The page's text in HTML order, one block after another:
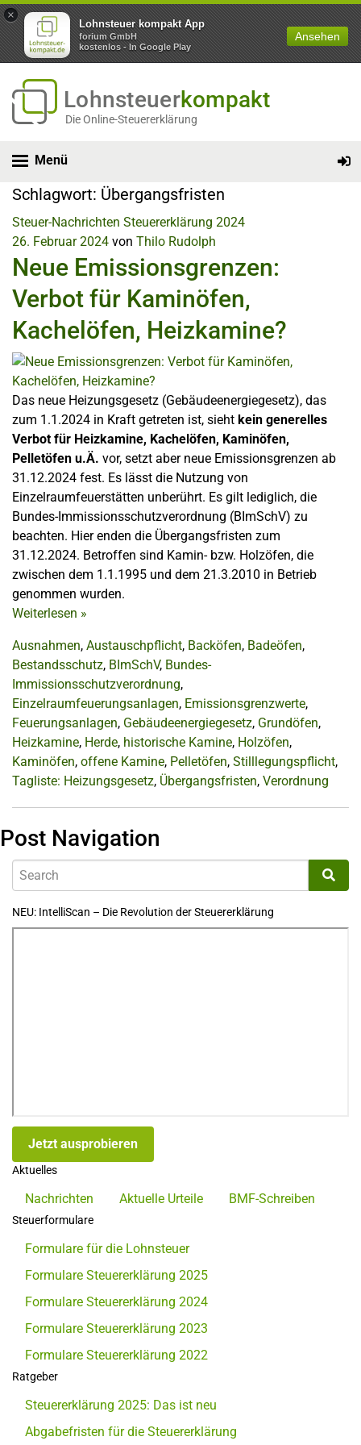
×
Lohnsteuer kompakt App
forium GmbH
kostenlos - In Google Play
Ansehen
Lohnsteuerkompakt
Die Online-Steuererklärung
Menü
Schlagwort: Übergangsfristen
Steuer-Nachrichten Steuererklärung 2024
26. Februar 2024 von Thilo Rudolph
Neue Emissionsgrenzen:
Verbot für Kaminöfen,
Kachelöfen, Heizkamine?
Das neue Heizungsgesetz (Gebäudeenergiegesetz), das
zum 1.1.2024 in Kraft getreten ist, sieht kein generelles
Verbot für Heizkamine, Kachelöfen, Kaminöfen,
Pelletöfen u.Ä. vor, setzt aber neue Emissionsgrenzen ab
31.12.2024 fest. Es lässt die Nutzung von
Einzelraumfeuerstätten unberührt. Es gilt lediglich, die
Bundes-Immissionsschutzverordnung (BImSchV) zu
beachten. Hier enden die Übergangsfristen zum
31.12.2024. Betroffen sind Kamin- bzw. Holzöfen, die
zwischen dem 1.1.1995 und dem 21.3.2010 in Betrieb
genommen wurden.
Weiterlesen »
Ausnahmen, Austauschpflicht, Backöfen, Badeöfen,
Bestandsschutz, BImSchV, Bundes-
Immissionsschutzverordnung,
Einzelraumfeuerungsanlagen, Emissionsgrenzwerte,
Feuerungsanlagen, Gebäudeenergiegesetz, Grundöfen,
Heizkamine, Herde, historische Kamine, Holzöfen,
Kaminöfen, offene Kamine, Pelletöfen, Stilllegungspflicht,
Tagliste: Heizungsgesetz, Übergangsfristen, Verordnung
Post Navigation
NEU: IntelliScan – Die Revolution der Steuererklärung
Jetzt ausprobieren
Aktuelles
Nachrichten Aktuelle Urteile BMF-Schreiben
Steuerformulare
Formulare für die Lohnsteuer
Formulare Steuererklärung 2025
Formulare Steuererklärung 2024
Formulare Steuererklärung 2023
Formulare Steuererklärung 2022
Ratgeber
Steuererklärung 2025: Das ist neu
Abgabefristen für die Steuererklärung